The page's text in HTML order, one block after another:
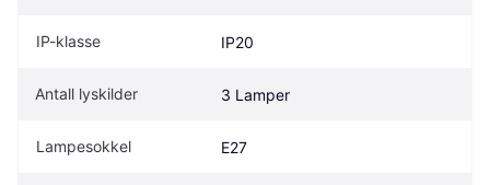
IP-klasse IP20
Antall lyskilder 3 Lamper
Lampesokkel E27